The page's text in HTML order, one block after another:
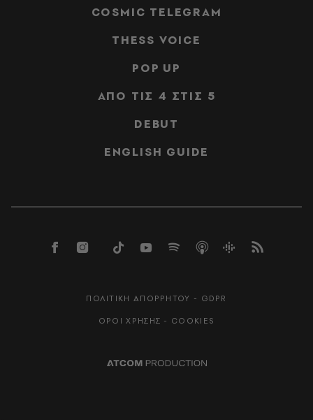
COSMIC TELEGRAM
THESS VOICE
POP UP
ΑΠΟ ΤΙΣ 4 ΣΤΙΣ 5
DEBUT
ENGLISH GUIDE
ΠΟΛΙΤΙΚΗ ΑΠΟΡΡΗΤΟΥ - GDPR
ΟΡΟΙ ΧΡΗΣΗΣ - COOKIES